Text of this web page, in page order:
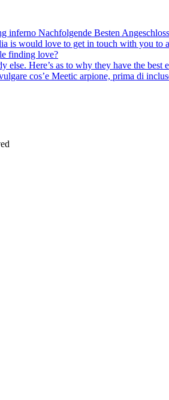
inferno Nachfolgende Besten
is would love to get in touch with you to
finding love?
Here’s as to why they have the best
cos’e Meetic arpione, prima di